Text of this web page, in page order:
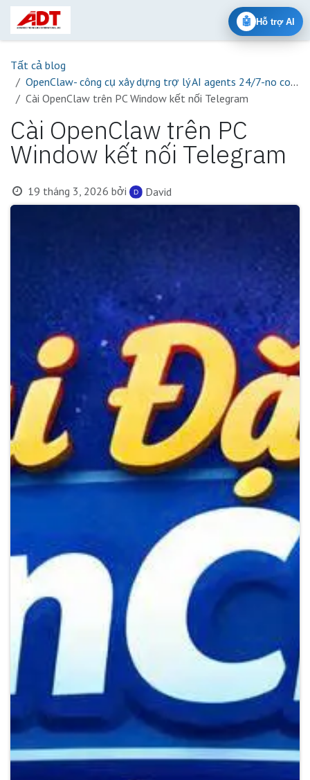
🤖 Hỗ trợ AI
Bỏ qua để đến Nội dung
Tất cả blog
OpenClaw- công cụ xây dựng trợ lý AI agents 24/7-no code
Cài OpenClaw trên PC Window kết nối Telegram
Cài OpenClaw trên PC
Window kết nối Telegram
19 tháng 3, 2026 bởi David